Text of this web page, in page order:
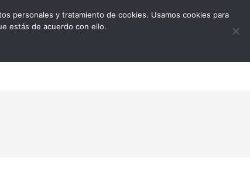
0
personales y tratamiento de cookies. Usamos cookies para
estás de acuerdo con ello.